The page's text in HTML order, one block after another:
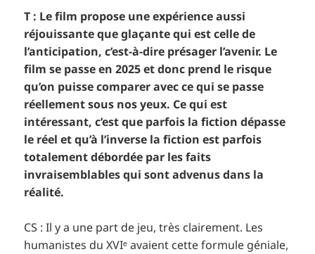
T : Le film propose une expérience aussi
réjouissante que glaçante qui est celle de
l’anticipation, c’est-à-dire présager l’avenir. Le
film se passe en 2025 et donc prend le risque
qu’on puisse comparer avec ce qui se passe
réellement sous nos yeux. Ce qui est
intéressant, c’est que parfois la fiction dépasse
le réel et qu’à l’inverse la fiction est parfois
totalement débordée par les faits
invraisemblables qui sont advenus dans la
réalité.
CS : Il y a une part de jeu, très clairement. Les
humanistes du XVIᵉ avaient cette formule géniale,